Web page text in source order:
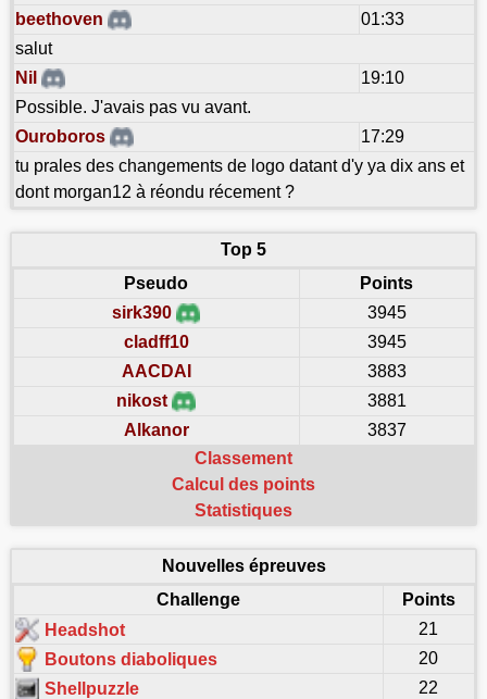
beethoven
01:33
salut
Nil
19:10
Possible. J'avais pas vu avant.
Ouroboros
17:29
tu prales des changements de logo datant d'y ya dix ans et
dont morgan12 à réondu récement ?
Top 5
Pseudo
Points
sirk390
3945
cladff10
3945
AACDAI
3883
nikost
3881
Alkanor
3837
Classement
Calcul des points
Statistiques
Nouvelles épreuves
Challenge
Points
Headshot
21
Boutons diaboliques
20
Shellpuzzle
22